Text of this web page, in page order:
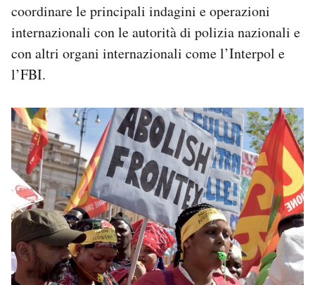
coordinare le principali indagini e operazioni
internazionali con le autorità di polizia nazionali e
con altri organi internazionali come l’Interpol e
l’FBI.